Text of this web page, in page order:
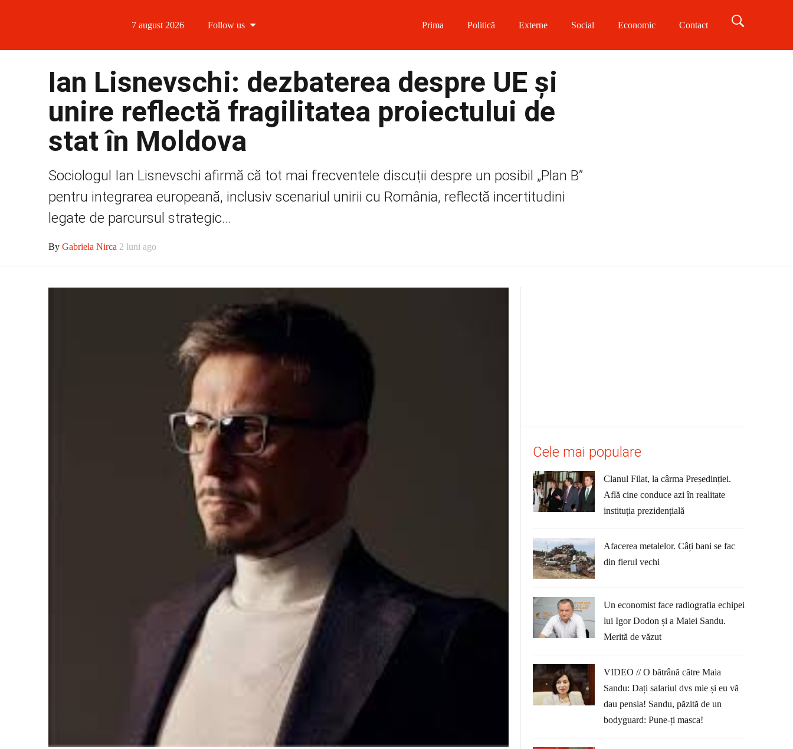
7 august 2026 Follow us
Follow us on Twitter
Follow us on Instagram
Prima Politică Externe Social Economic Contact
Ian Lisnevschi: dezbaterea despre UE și
unire reflectă fragilitatea proiectului de
stat în Moldova
Sociologul Ian Lisnevschi afirmă că tot mai frecventele discuții despre un posibil „Plan B”
pentru integrarea europeană, inclusiv scenariul unirii cu România, reflectă incertitudini
legate de parcursul strategic...
By Gabriela Nirca 2 luni ago
Cele mai populare
Clanul Filat, la cârma Președinției.
Află cine conduce azi în realitate
instituția prezidențială
Afacerea metalelor. Câți bani se fac
din fierul vechi
Un economist face radiografia echipei
lui Igor Dodon și a Maiei Sandu.
Merită de văzut
VIDEO // O bătrână către Maia
Sandu: Dați salariul dvs mie și eu vă
dau pensia! Sandu, păzită de un
bodyguard: Pune-ți masca!